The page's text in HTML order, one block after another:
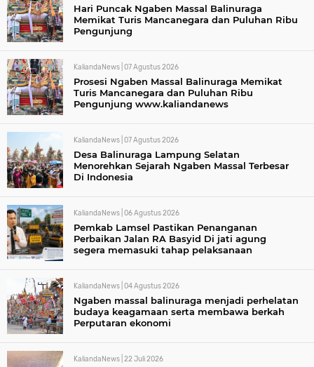
Hari Puncak Ngaben Massal Balinuraga
Memikat Turis Mancanegara dan Puluhan Ribu
Pengunjung
KaliandaNews | 07 Agustus 2026
Prosesi Ngaben Massal Balinuraga Memikat
Turis Mancanegara dan Puluhan Ribu
Pengunjung www.kaliandanews
KaliandaNews | 07 Agustus 2026
Desa Balinuraga Lampung Selatan
Menorehkan Sejarah Ngaben Massal Terbesar
Di Indonesia
KaliandaNews | 06 Agustus 2026
Pemkab Lamsel Pastikan Penanganan
Perbaikan Jalan RA Basyid Di jati agung
segera memasuki tahap pelaksanaan
KaliandaNews | 04 Agustus 2026
Ngaben massal balinuraga menjadi perhelatan
budaya keagamaan serta membawa berkah
Perputaran ekonomi
KaliandaNews | 22 Juli 2026